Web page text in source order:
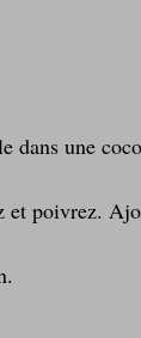
dans une
et poivrez.